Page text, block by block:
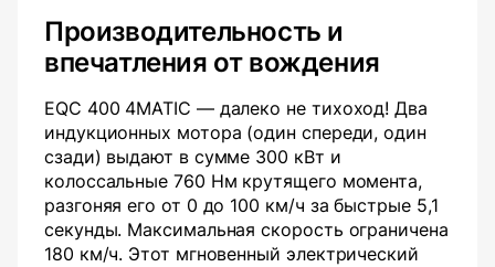
Производительность и
впечатления от вождения
EQC 400 4MATIC — далеко не тихоход! Два
индукционных мотора (один спереди, один
сзади) выдают в сумме 300 кВт и
колоссальные 760 Нм крутящего момента,
разгоняя его от 0 до 100 км/ч за быстрые 5,1
секунды. Максимальная скорость ограничена
180 км/ч. Этот мгновенный электрический